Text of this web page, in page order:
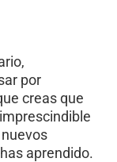
por
creas que
aprendido.